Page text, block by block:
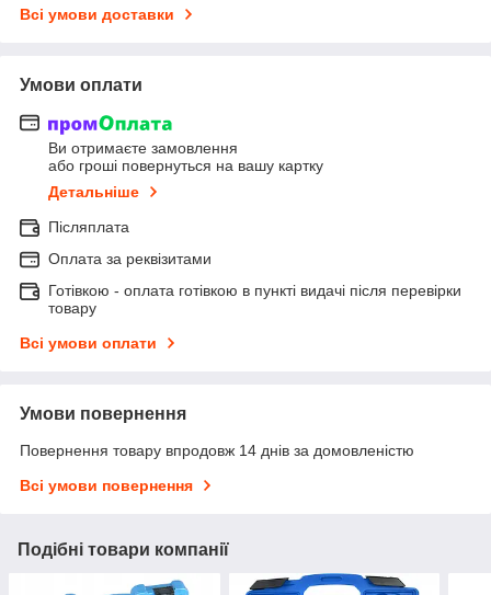
Всі умови доставки
Умови оплати
Ви отримаєте замовлення
або гроші повернуться на вашу картку
Детальніше
Післяплата
Оплата за реквізитами
Готівкою - оплата готівкою в пункті видачі після перевірки
товару
Всі умови оплати
Умови повернення
Повернення товару впродовж 14 днів за домовленістю
Всі умови повернення
Подібні товари компанії